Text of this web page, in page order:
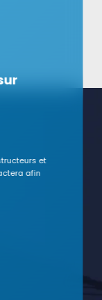
et
afin